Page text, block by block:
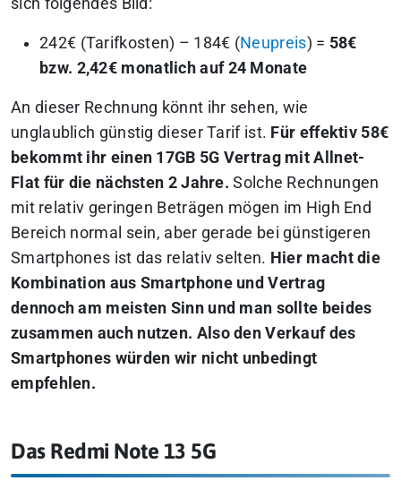
242€ (Tarifkosten) – 184€ (Neupreis) = 58€
bzw. 2,42€ monatlich auf 24 Monate
An dieser Rechnung könnt ihr sehen, wie
unglaublich günstig dieser Tarif ist. Für effektiv 58€
bekommt ihr einen 17GB 5G Vertrag mit Allnet-
Flat für die nächsten 2 Jahre. Solche Rechnungen
mit relativ geringen Beträgen mögen im High End
Bereich normal sein, aber gerade bei günstigeren
Smartphones ist das relativ selten. Hier macht die
Kombination aus Smartphone und Vertrag
dennoch am meisten Sinn und man sollte beides
zusammen auch nutzen. Also den Verkauf des
Smartphones würden wir nicht unbedingt
empfehlen.
Das Redmi Note 13 5G